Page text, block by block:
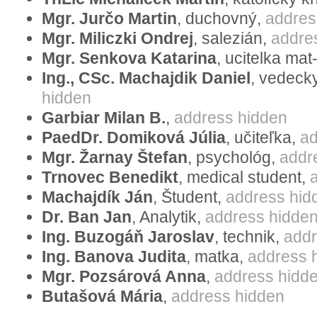
Signataren
Falls Sie Ihren Einspruch per E-Mail,
haben, unterschreiben Sie sich bitte
Príklad prostestu
Dear Mr President,
with concern we have received news
Franceof the European Court of
January 2008, which demands no
as individuals demanding child
Mgr. Jurčo Martin, duchovný,
Mgr. Miliczki Ondrej, salezián,
Mgr. Senkova Katarina, ucitelka
Ing., CSc. Machajdik Daniel,
hidden
Garbiar Milan B., address hidden
PaedDr. Domiková Júlia, učiteľka,
Mgr. Žarnay Štefan, psychológ,
Trnovec Benedikt, medical student,
Machajdík Ján, Študent, address
Dr. Ban Jan, Analytik, address
Ing. Buzogáň Jaroslav, technik,
Ing. Banova Judita, matka, address
Mgr. Pozsárová Anna, address
Butašová Mária, address hidden